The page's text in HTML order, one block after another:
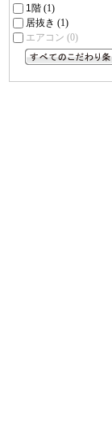
1階 (1)
居抜き (1)
エアコン (0)